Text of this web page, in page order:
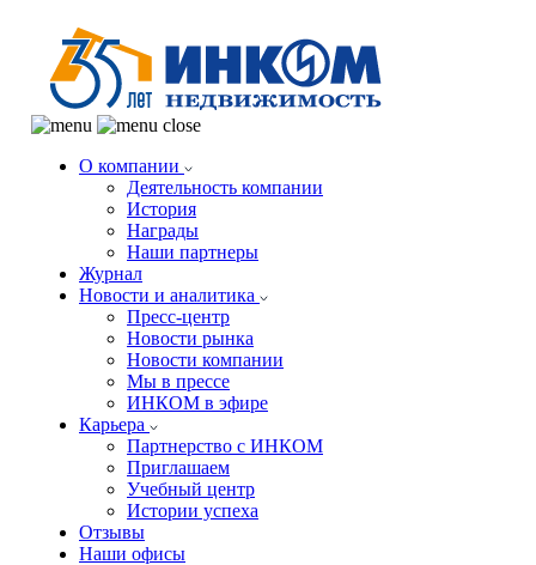
О компании
Деятельность компании
История
Награды
Наши партнеры
Журнал
Новости и аналитика
Пресс-центр
Новости рынка
Новости компании
Мы в прессе
ИНКОМ в эфире
Карьера
Партнерство с ИНКОМ
Приглашаем
Учебный центр
Истории успеха
Отзывы
Наши офисы